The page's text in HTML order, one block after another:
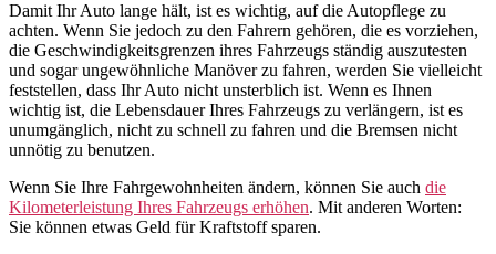
Damit Ihr Auto lange hält, ist es wichtig, auf die Autopflege zu
achten. Wenn Sie jedoch zu den Fahrern gehören, die es vorziehen,
die Geschwindigkeitsgrenzen ihres Fahrzeugs ständig auszutesten
und sogar ungewöhnliche Manöver zu fahren, werden Sie vielleicht
feststellen, dass Ihr Auto nicht unsterblich ist. Wenn es Ihnen
wichtig ist, die Lebensdauer Ihres Fahrzeugs zu verlängern, ist es
unumgänglich, nicht zu schnell zu fahren und die Bremsen nicht
unnötig zu benutzen.
Wenn Sie Ihre Fahrgewohnheiten ändern, können Sie auch die
Kilometerleistung Ihres Fahrzeugs erhöhen. Mit anderen Worten:
Sie können etwas Geld für Kraftstoff sparen.